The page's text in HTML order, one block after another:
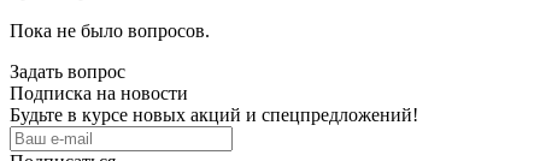
Пока не было вопросов.
Задать вопрос
Подписка на новости
Будьте в курсе новых акций и спецпредложений!